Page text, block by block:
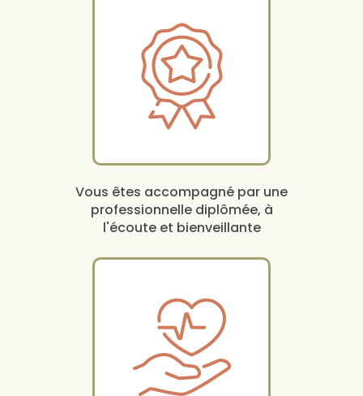
Vous êtes accompagné par une
professionnelle diplômée, à
l'écoute et bienveillante